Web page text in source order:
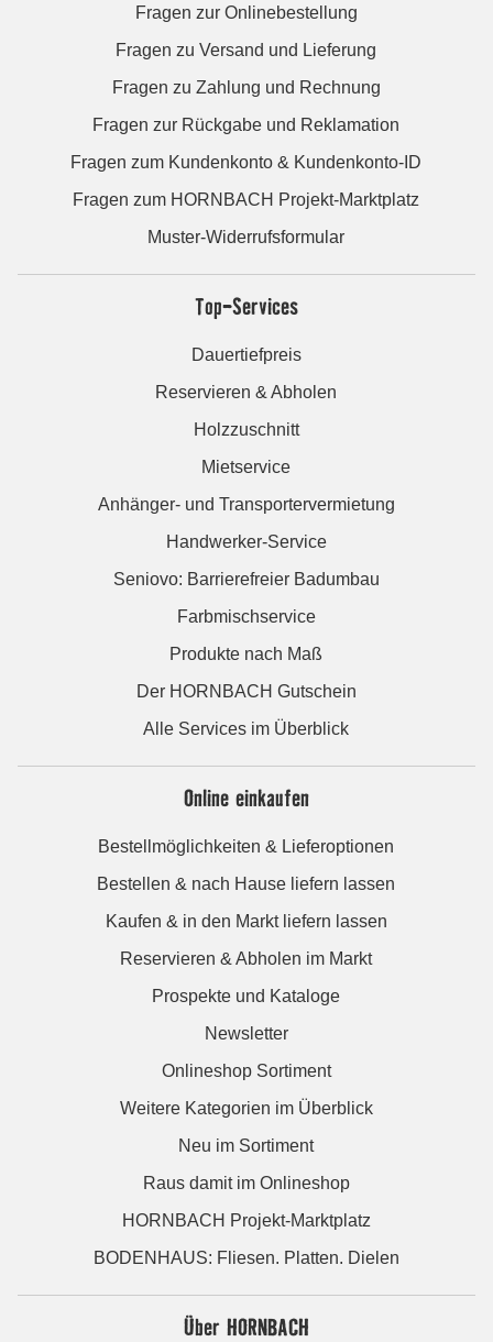
Fragen zur Onlinebestellung
Fragen zu Versand und Lieferung
Fragen zu Zahlung und Rechnung
Fragen zur Rückgabe und Reklamation
Fragen zum Kundenkonto & Kundenkonto-ID
Fragen zum HORNBACH Projekt-Marktplatz
Muster-Widerrufsformular
Top-Services
Dauertiefpreis
Reservieren & Abholen
Holzzuschnitt
Mietservice
Anhänger- und Transportervermietung
Handwerker-Service
Seniovo: Barrierefreier Badumbau
Farbmischservice
Produkte nach Maß
Der HORNBACH Gutschein
Alle Services im Überblick
Online einkaufen
Bestellmöglichkeiten & Lieferoptionen
Bestellen & nach Hause liefern lassen
Kaufen & in den Markt liefern lassen
Reservieren & Abholen im Markt
Prospekte und Kataloge
Newsletter
Onlineshop Sortiment
Weitere Kategorien im Überblick
Neu im Sortiment
Raus damit im Onlineshop
HORNBACH Projekt-Marktplatz
BODENHAUS: Fliesen. Platten. Dielen
Über HORNBACH